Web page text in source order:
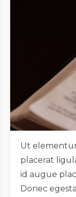
Ut
placerat
id augue
Donec